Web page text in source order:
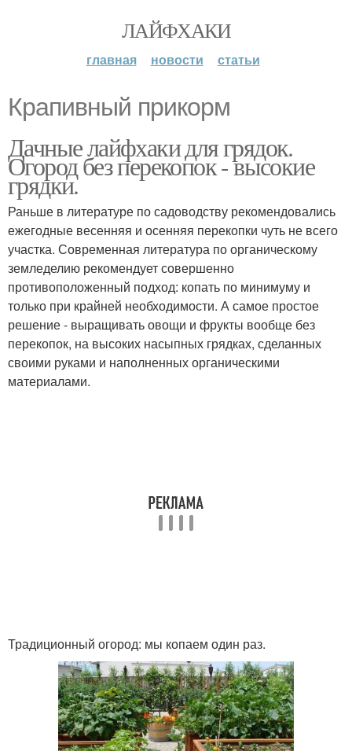
ЛАЙФХАКИ
главная новости статьи
Крапивный прикорм
Дачные лайфхаки для грядок.
Огород без перекопок - высокие
грядки.
Раньше в литературе по садоводству рекомендовались
ежегодные весенняя и осенняя перекопки чуть не всего
участка. Современная литература по органическому
земледелию рекомендует совершенно
противоположенный подход: копать по минимуму и
только при крайней необходимости. А самое простое
решение - выращивать овощи и фрукты вообще без
перекопок, на высоких насыпных грядках, сделанных
своими руками и наполненных органическими
материалами.
Традиционный огород: мы копаем один раз.